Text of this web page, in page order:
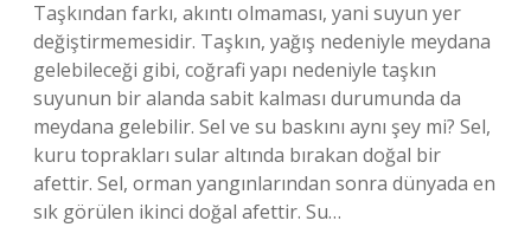
Taşkından farkı, akıntı olmaması, yani suyun yer
değiştirmemesidir. Taşkın, yağış nedeniyle meydana
gelebileceği gibi, coğrafi yapı nedeniyle taşkın
suyunun bir alanda sabit kalması durumunda da
meydana gelebilir. Sel ve su baskını aynı şey mi? Sel,
kuru toprakları sular altında bırakan doğal bir
afettir. Sel, orman yangınlarından sonra dünyada en
sık görülen ikinci doğal afettir. Su…